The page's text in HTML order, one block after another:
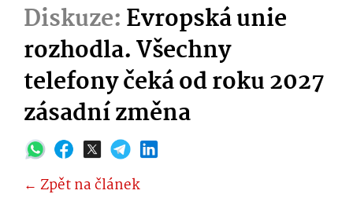
Diskuze:Evropská unie
rozhodla. Všechny
telefony čeká od roku 2027
zásadní změna
← Zpět na článek